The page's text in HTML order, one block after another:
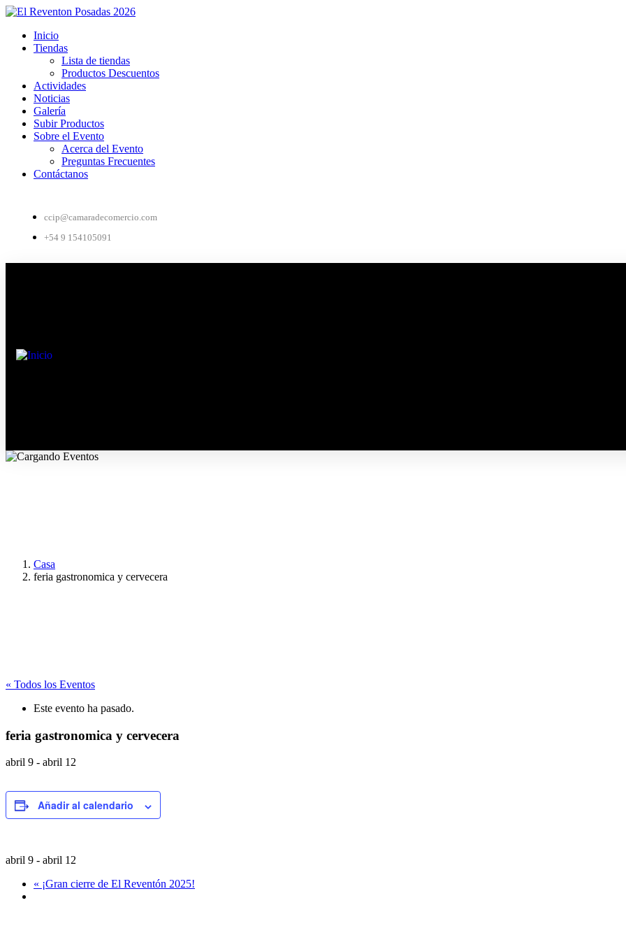
Inicio
Tiendas
Lista de tiendas
Productos Descuentos
Actividades
Noticias
Galería
Subir Productos
Sobre el Evento
Acerca del Evento
Preguntas Frecuentes
Contáctanos
ccip@camaradecomercio.com
+54 9 154105091
Casa
feria gastronomica y cervecera
« Todos los Eventos
Este evento ha pasado.
feria gastronomica y cervecera
abril 9 - abril 12
Añadir al calendario
abril 9 - abril 12
« ¡Gran cierre de El Reventón 2025!